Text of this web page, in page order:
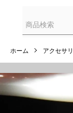
ホーム アクセサ